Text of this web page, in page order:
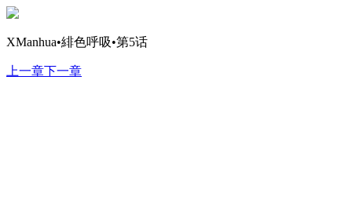
XManhua•緋色呼吸•第5话
上一章下一章